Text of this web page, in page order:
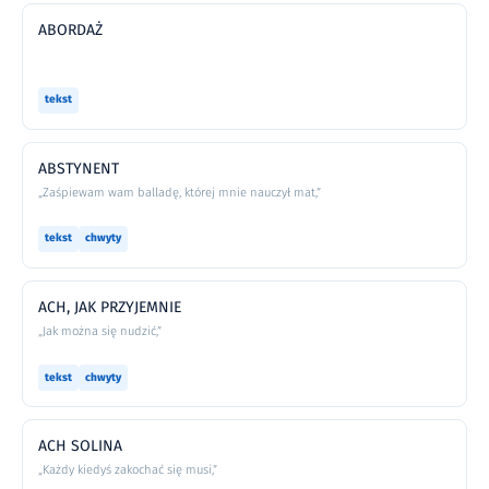
ABORDAŻ
tekst
ABSTYNENT
„Zaśpiewam wam balladę, której mnie nauczył mat,”
tekst chwyty
ACH, JAK PRZYJEMNIE
„Jak można się nudzić,”
tekst chwyty
ACH SOLINA
„Każdy kiedyś zakochać się musi,”